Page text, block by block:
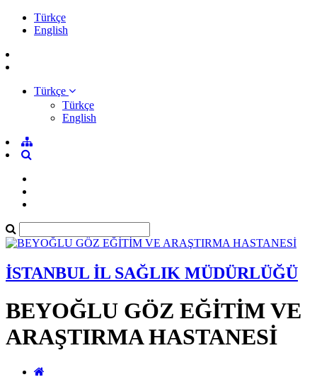
Türkçe
English
Türkçe
Türkçe
English
İSTANBUL İL SAĞLIK MÜDÜRLÜĞÜ
BEYOĞLU GÖZ EĞİTİM VE
ARAŞTIRMA HASTANESİ